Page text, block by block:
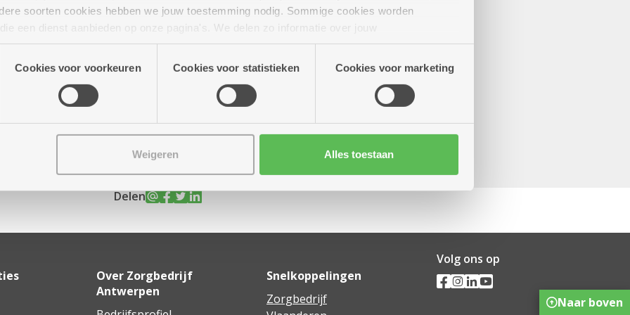
soorten cookies hebben we jouw toestemming nodig. Sommige cookies worden
een dienst aanbieden op onze pagina's. We delen zo informatie over jouw
onze site voor social media, advertenties en analyse. Deze partners kunnen deze gegevens
die je aan hen verstrekte.
Cookies voor voorkeuren Cookies voor statistieken Cookies voor marketing
Weigeren Alles toestaan
10.00 uur tot 12.00
Delen
Over Zorgbedrijf
Antwerpen
Snelkoppelingen
Zorgbedrijf
Volg ons op
Naar boven